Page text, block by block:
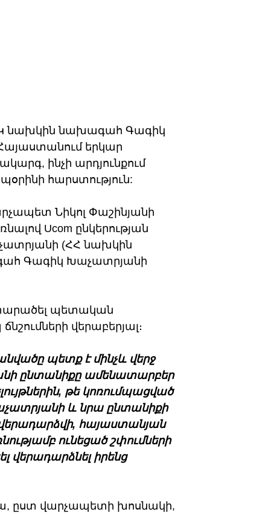
նախկին նախագահ Գագիկ
երկար
ինչի արդյունքում
հարստություն:
Նիկոլ Փաշինյանի
Ucom ընկերության
(ՀՀ նախկին
Գագիկ Խաչատրյանի
պետական
վերաբերյալ։
պետք է մինչև վերջ
ընտանիքը ամենատարբեր
թե կոռումպացված
և նրա ընտանիքի
հայաստանյան
ունեցած շփումների
վերադարձնել իրենց
ըստ վարչապետի խոսնակի,